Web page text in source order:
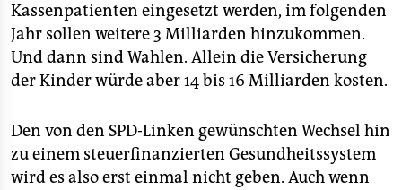
Kassenpatienten eingesetzt werden, im folgenden
Jahr sollen weitere 3 Milliarden hinzukommen.
Und dann sind Wahlen. Allein die Versicherung
der Kinder würde aber 14 bis 16 Milliarden kosten.
Den von den SPD-Linken gewünschten Wechsel hin
zu einem steuerfinanzierten Gesundheitssystem
wird es also erst einmal nicht geben. Auch wenn